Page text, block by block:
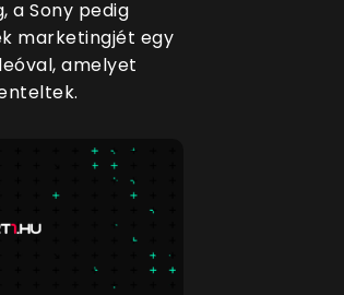
a Sony pedig
marketingjét egy
amelyet